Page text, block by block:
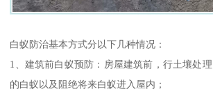
白蚁防治基本方式分以下几种情况：
1、建筑前白蚁预防：房屋建筑前，行土壤处
的白蚁以及阻绝将来白蚁进入屋内；